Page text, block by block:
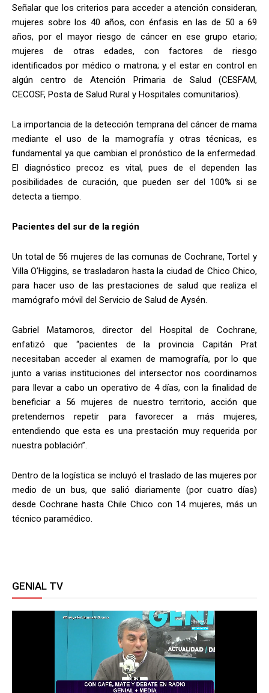
Señalar que los criterios para acceder a atención consideran,
mujeres sobre los 40 años, con énfasis en las de 50 a 69
años, por el mayor riesgo de cáncer en ese grupo etario;
mujeres de otras edades, con factores de riesgo
identificados por médico o matrona; y el estar en control en
algún centro de Atención Primaria de Salud (CESFAM,
CECOSF, Posta de Salud Rural y Hospitales comunitarios).
La importancia de la detección temprana del cáncer de mama
mediante el uso de la mamografía y otras técnicas, es
fundamental ya que cambian el pronóstico de la enfermedad.
El diagnóstico precoz es vital, pues de el dependen las
posibilidades de curación, que pueden ser del 100% si se
detecta a tiempo.
Pacientes del sur de la región
Un total de 56 mujeres de las comunas de Cochrane, Tortel y
Villa O’Higgins, se trasladaron hasta la ciudad de Chico Chico,
para hacer uso de las prestaciones de salud que realiza el
mamógrafo móvil del Servicio de Salud de Aysén.
Gabriel Matamoros, director del Hospital de Cochrane,
enfatizó que “pacientes de la provincia Capitán Prat
necesitaban acceder al examen de mamografía, por lo que
junto a varias instituciones del intersector nos coordinamos
para llevar a cabo un operativo de 4 días, con la finalidad de
beneficiar a 56 mujeres de nuestro territorio, acción que
pretendemos repetir para favorecer a más mujeres,
entendiendo que esta es una prestación muy requerida por
nuestra población”.
Dentro de la logística se incluyó el traslado de las mujeres por
medio de un bus, que salió diariamente (por cuatro días)
desde Cochrane hasta Chile Chico con 14 mujeres, más un
técnico paramédico.
GENIAL TV